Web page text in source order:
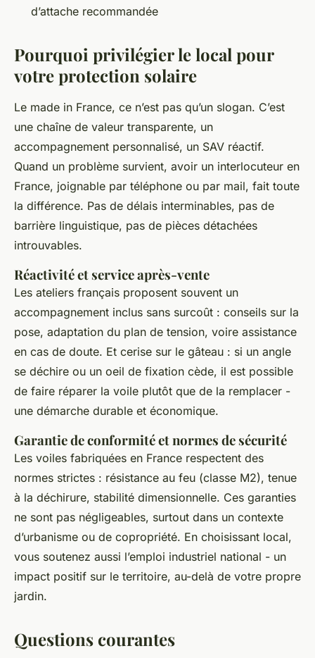
d’attache recommandée
Pourquoi privilégier le local pour
votre protection solaire
Le made in France, ce n’est pas qu’un slogan. C’est
une chaîne de valeur transparente, un
accompagnement personnalisé, un SAV réactif.
Quand un problème survient, avoir un interlocuteur en
France, joignable par téléphone ou par mail, fait toute
la différence. Pas de délais interminables, pas de
barrière linguistique, pas de pièces détachées
introuvables.
Réactivité et service après-vente
Les ateliers français proposent souvent un
accompagnement inclus sans surcoût : conseils sur la
pose, adaptation du plan de tension, voire assistance
en cas de doute. Et cerise sur le gâteau : si un angle
se déchire ou un oeil de fixation cède, il est possible
de faire réparer la voile plutôt que de la remplacer -
une démarche durable et économique.
Garantie de conformité et normes de sécurité
Les voiles fabriquées en France respectent des
normes strictes : résistance au feu (classe M2), tenue
à la déchirure, stabilité dimensionnelle. Ces garanties
ne sont pas négligeables, surtout dans un contexte
d’urbanisme ou de copropriété. En choisissant local,
vous soutenez aussi l’emploi industriel national - un
impact positif sur le territoire, au-delà de votre propre
jardin.
Questions courantes